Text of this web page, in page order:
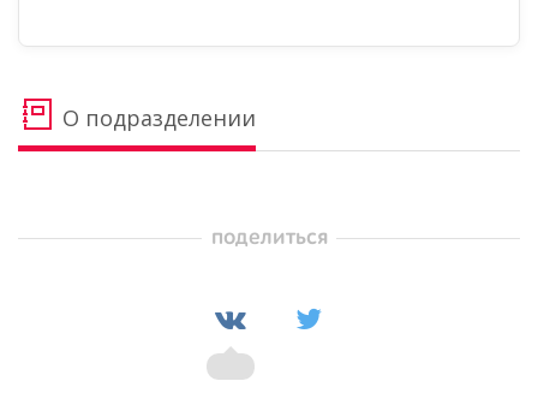
О подразделении
поделиться